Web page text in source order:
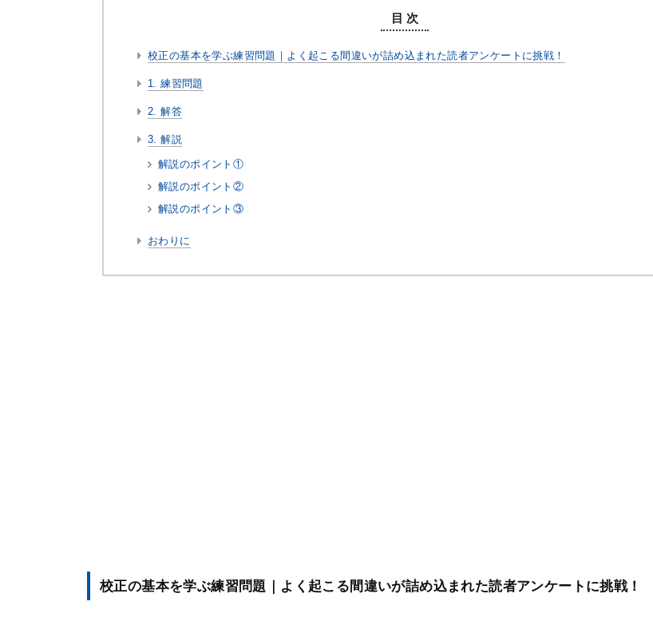
目 次
校正の基本を学ぶ練習問題｜よく起こる間違いが詰め込まれた読者アンケートに挑戦！
1. 練習問題
2. 解答
3. 解説
解説のポイント①
解説のポイント②
解説のポイント③
おわりに
校正の基本を学ぶ練習問題｜よく起こる間違いが詰め込まれた読者アンケートに挑戦！